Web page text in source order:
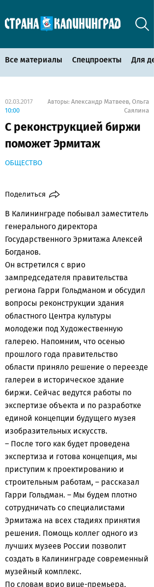
Все материалы Спецпроекты Для
02.03.2017
10:00
Авторы: Александр Матвеев, Ольга
Саялина
С реконструкцией биржи
поможет Эрмитаж
ОБЩЕСТВО
Поделиться
В Калининграде побывал заместитель
генерального директора
Государственного Эрмитажа Алексей
Богданов.
Он встретился с врио
зампредседателя правительства
региона Гарри Гольдманом и обсудил
вопросы реконструкции здания
областного Центра культуры
молодежи под Художественную
галерею. Напомним, что осенью
прошлого года правительство
области приняло решение о переезде
галереи в историческое здание
биржи. Сейчас ведутся работы по
экспертизе объекта и по разработке
единой концепции будущего музея
изобразительных искусств.
– После того как будет проведена
экспертиза и готова концепция, мы
приступим к проектированию и
строительным работам, – рассказал
Гарри Гольдман. – Мы будем плотно
сотрудничать со специалистами
Эрмитажа на всех стадиях принятия
решения. Помощь коллег одного из
лучших музеев России позволит
создать в Калининграде современный
музейный комплекс.
По словам врио вице-премьера,